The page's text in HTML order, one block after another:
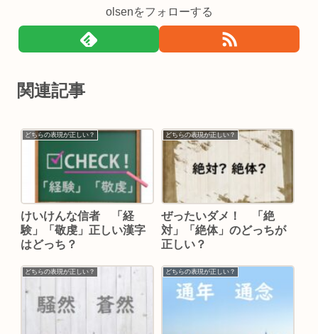
olsenをフォローする
関連記事
どちらの表現が正しい？
けいけんな信者 「経
験」「敬虔」正しい漢字
はどっち？
どちらの表現が正しい？
ぜったいダメ！ 「絶
対」「絶体」のどっちが
正しい？
どちらの表現が正しい？ どちらの表現が正しい？